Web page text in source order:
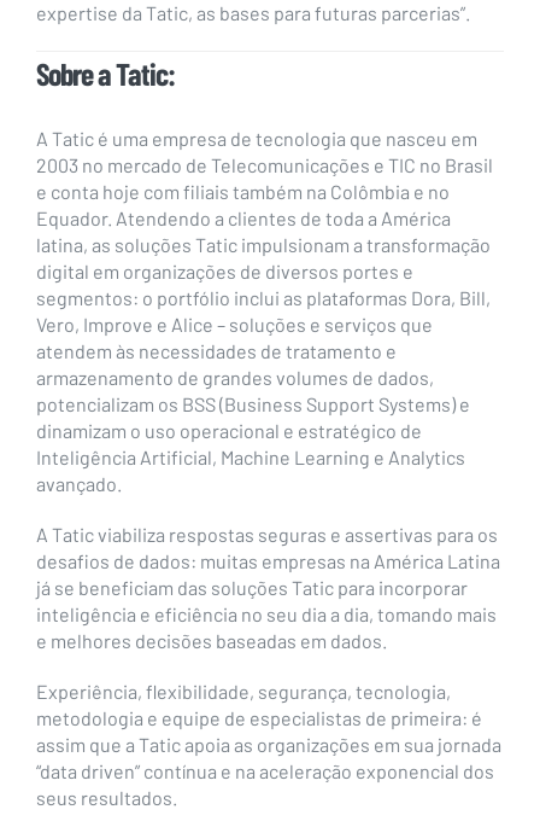
expertise da Tatic, as bases para futuras parcerias”.
Sobre a Tatic:
A Tatic é uma empresa de tecnologia que nasceu em
2003 no mercado de Telecomunicações e TIC no Brasil
e conta hoje com filiais também na Colômbia e no
Equador. Atendendo a clientes de toda a América
latina, as soluções Tatic impulsionam a transformação
digital em organizações de diversos portes e
segmentos: o portfólio inclui as plataformas Dora, Bill,
Vero, Improve e Alice – soluções e serviços que
atendem às necessidades de tratamento e
armazenamento de grandes volumes de dados,
potencializam os BSS (Business Support Systems) e
dinamizam o uso operacional e estratégico de
Inteligência Artificial, Machine Learning e Analytics
avançado.
A Tatic viabiliza respostas seguras e assertivas para os
desafios de dados: muitas empresas na América Latina
já se beneficiam das soluções Tatic para incorporar
inteligência e eficiência no seu dia a dia, tomando mais
e melhores decisões baseadas em dados.
Experiência, flexibilidade, segurança, tecnologia,
metodologia e equipe de especialistas de primeira: é
assim que a Tatic apoia as organizações em sua jornada
“data driven” contínua e na aceleração exponencial dos
seus resultados.